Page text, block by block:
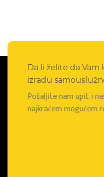
Da li želite da
izradu
Pošaljite nam upit i
najkraćem mogućem